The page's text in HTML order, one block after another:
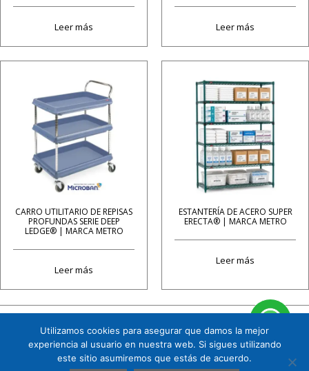
Leer más Leer más
CARRO UTILITARIO DE REPISAS
PROFUNDAS SERIE DEEP
LEDGE® | MARCA METRO
Leer más
ESTANTERÍA DE ACERO SUPER
ERECTA® | MARCA METRO
Leer más
Cuauhtémoc 158 B1 Col. Tizapán San Ángel, CP. 01090, Álvaro Obregón, Ciudad de
México. Tel. 5591719151
Utilizamos cookies para asegurar que damos la mejor
experiencia al usuario en nuestra web. Si sigues utilizando
este sitio asumiremos que estás de acuerdo.